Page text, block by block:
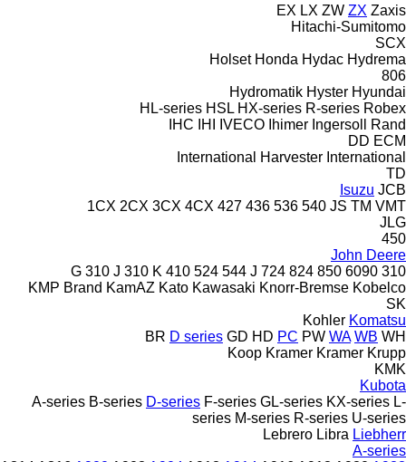
EX LX ZW ZX Zaxis
Hitachi-Sumitomo
SCX
Holset Honda Hydac Hydrema
806
Hydromatik Hyster Hyundai
HL-series HSL HX-series R-series Robex
IHC
IHI IVECO Ihimer Ingersoll Rand
DD ECM
International Harvester International
TD
Isuzu JCB
1CX 2CX 3CX 4CX 427 436 536 540 JS TM VMT
JLG
450
John Deere
310 G
310 J 310 K 410 524 544 J 724 824 850 6090
KMP Brand KamAZ Kato Kawasaki Knorr-Bremse Kobelco
SK
Kohler Komatsu
BR D series GD HD PC PW WA WB WH
Koop Kramer Kramer Krupp
KMK
Kubota
A-series B-series D-series F-series GL-series KX-series L-
series M-series R-series U-series
Lebrero Libra Liebherr
A-series